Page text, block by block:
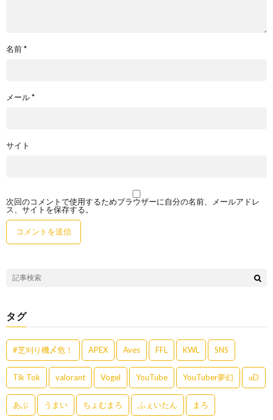
名前*
メール*
サイト
次回のコメントで使用するためブラウザーに自分の名前、メールアドレ
ス、サイトを保存する。
タグ
#芝刈り機〆危！ APEX Aves FFL KWL SNS
Tik Tok valorant Vogel YouTube YouTuber夢幻 αD
あぶ うまい ちょむまろ ふぇいたん まろ